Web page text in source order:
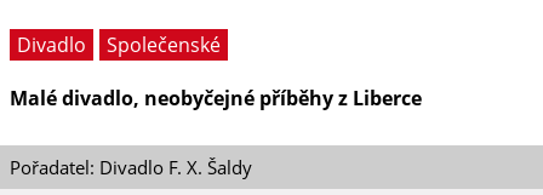
Divadlo
Společenské
Malé divadlo, neobyčejné příběhy z Liberce
Pořadatel: Divadlo F. X. Šaldy